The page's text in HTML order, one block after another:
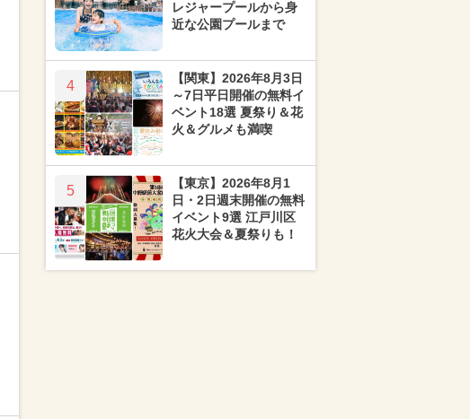
レジャープールから身
近な公園プールまで
4
【関東】2026年8月3日
～7日平日開催の無料イ
ベント18選 夏祭り＆花
火＆グルメも満喫
5
【東京】2026年8月1
日・2日週末開催の無料
イベント9選 江戸川区
花火大会＆夏祭りも！